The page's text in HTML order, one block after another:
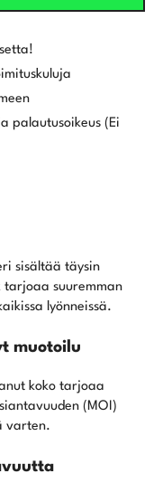
palautusoikeus (Ei
sisältää täysin
tarjoaa suuremman
lyönneissä.
muotoilu
koko tarjoaa
(MOI)
varten.